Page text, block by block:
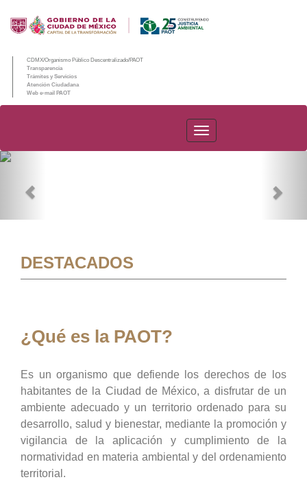
CDMX/Organismo Público Descentralizado/PAOT
Transparencia
Trámites y Servicios
Atención Ciudadana
Web e-mail PAOT
PAOT
DESTACADOS
¿Qué es la PAOT?
Es un organismo que defiende los derechos de los
habitantes de la Ciudad de México, a disfrutar de un
ambiente adecuado y un territorio ordenado para su
desarrollo, salud y bienestar, mediante la promoción y
vigilancia de la aplicación y cumplimiento de la
normatividad en materia ambiental y del ordenamiento
territorial.